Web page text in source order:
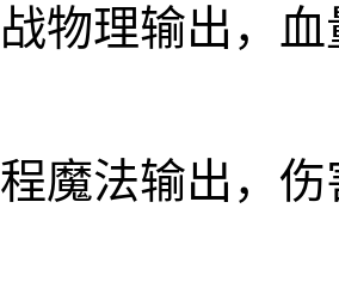
物理输出，
魔法输出，